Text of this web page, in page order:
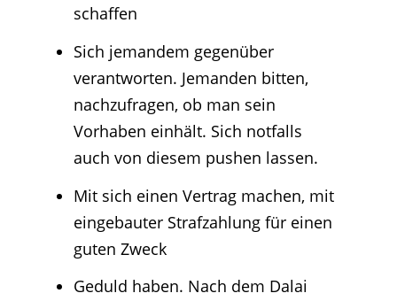
schaffen
Sich jemandem gegenüber
verantworten. Jemanden bitten,
nachzufragen, ob man sein
Vorhaben einhält. Sich notfalls
auch von diesem pushen lassen.
Mit sich einen Vertrag machen, mit
eingebauter Strafzahlung für einen
guten Zweck
Geduld haben. Nach dem Dalai